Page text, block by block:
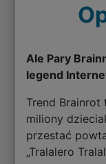
Ale Pary
legend
Trend
miliony
przestać
„Tralalero